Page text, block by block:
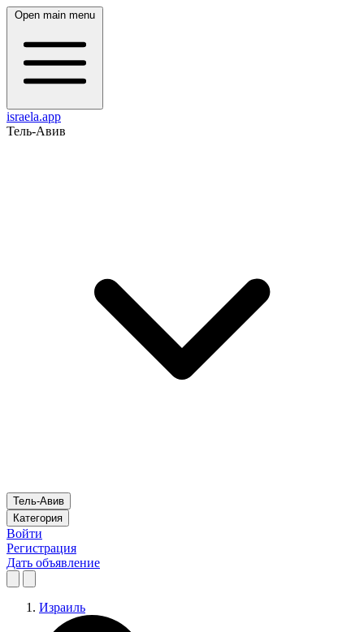
Open main menu
israela.app
Тель-Авив
Тель-Авив
Категория
Войти
Регистрация
Дать объявление
Израиль